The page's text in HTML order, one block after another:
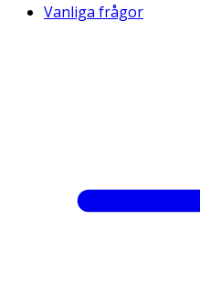
Vanliga frågor